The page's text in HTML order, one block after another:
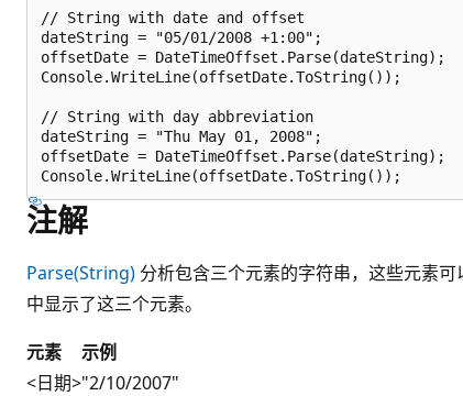
// String with date and offset
dateString = "05/01/2008 +1:00";
offsetDate = DateTimeOffset.Parse(dateString);
Console.WriteLine(offsetDate.ToString());
// String with day abbreviation
dateString = "Thu May 01, 2008";
offsetDate = DateTimeOffset.Parse(dateString);
注解
Parse(String) 分析包含三个元素的字符串，这些元素
中显示了这三个元素。
元素
示例
<日期>"2/10/2007"